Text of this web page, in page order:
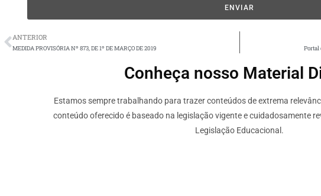
ENVIAR
ANTERIOR
MEDIDA PROVISÓRIA Nº 873, DE 1º DE MARÇO DE 2019 Portal
Conheça nosso Material
Estamos sempre trabalhando para trazer conteúdos de extrema
conteúdo oferecido é baseado na legislação vigente e cuidadosamente
Legislação Educacional.